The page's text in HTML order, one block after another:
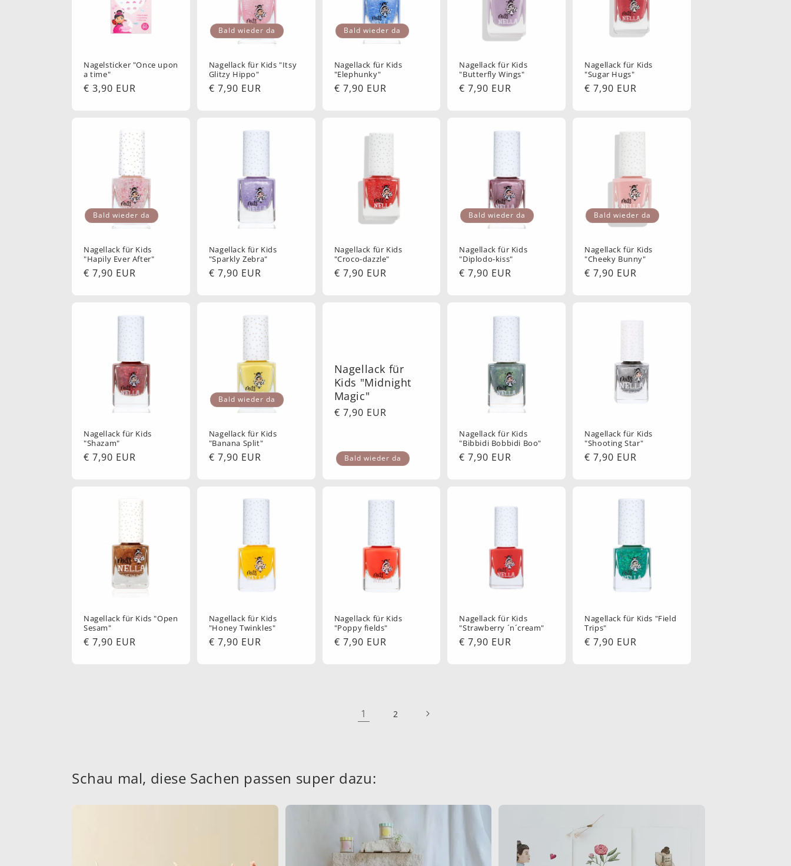
Nagelsticker "Once upon
a time"
Normaler
€ 3,90 EUR
Bald wieder da
Nagellack für Kids "Itsy
Glitzy Hippo"
Normaler
€ 7,90 EUR
Bald wieder da
Nagellack für Kids
"Elephunky"
Normaler
€ 7,90 EUR
Nagellack für Kids
"Butterfly Wings"
Normaler
€ 7,90 EUR
Nagellack für Kids
"Sugar Hugs"
Normaler
€ 7,90 EUR
Bald wieder da
Nagellack für Kids
"Hapily Ever After"
Normaler
€ 7,90 EUR
Nagellack für Kids
"Sparkly Zebra"
Normaler
€ 7,90 EUR
Nagellack für Kids
"Croco-dazzle"
Normaler
€ 7,90 EUR
Bald wieder da
Nagellack für Kids
"Diplodo-kiss"
Normaler
€ 7,90 EUR
Bald wieder da
Nagellack für Kids
"Cheeky Bunny"
Normaler
€ 7,90 EUR
Nagellack für Kids
"Shazam"
Normaler
€ 7,90 EUR
Bald wieder da
Nagellack für Kids
"Banana Split"
Normaler
€ 7,90 EUR
Nagellack für
Kids "Midnight
Magic"
Normaler
€ 7,90 EUR
Bald wieder da
Nagellack für Kids
"Bibbidi Bobbidi Boo"
Normaler
€ 7,90 EUR
Nagellack für Kids
"Shooting Star"
Normaler
€ 7,90 EUR
Nagellack für Kids "Open
Sesam"
Normaler
€ 7,90 EUR
Nagellack für Kids
"Honey Twinkles"
Normaler
€ 7,90 EUR
Nagellack für Kids
"Poppy fields"
Normaler
€ 7,90 EUR
Nagellack für Kids
"Strawberry ´n´cream"
Normaler
€ 7,90 EUR
Nagellack für Kids "Field
Trips"
Normaler
€ 7,90 EUR
1 2
Schau mal, diese Sachen passen super dazu: